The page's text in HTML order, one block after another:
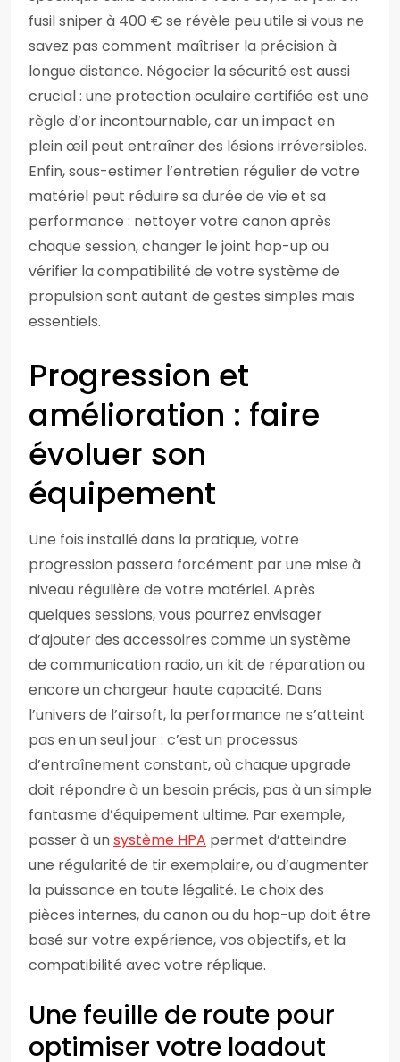
fusil sniper à 400 € se révèle peu utile si vous ne
savez pas comment maîtriser la précision à
longue distance. Négocier la sécurité est aussi
crucial : une protection oculaire certifiée est une
règle d’or incontournable, car un impact en
plein œil peut entraîner des lésions irréversibles.
Enfin, sous-estimer l’entretien régulier de votre
matériel peut réduire sa durée de vie et sa
performance : nettoyer votre canon après
chaque session, changer le joint hop-up ou
vérifier la compatibilité de votre système de
propulsion sont autant de gestes simples mais
essentiels.
Progression et
amélioration : faire
évoluer son
équipement
Une fois installé dans la pratique, votre
progression passera forcément par une mise à
niveau régulière de votre matériel. Après
quelques sessions, vous pourrez envisager
d’ajouter des accessoires comme un système
de communication radio, un kit de réparation ou
encore un chargeur haute capacité. Dans
l’univers de l’airsoft, la performance ne s’atteint
pas en un seul jour : c’est un processus
d’entraînement constant, où chaque upgrade
doit répondre à un besoin précis, pas à un simple
fantasme d’équipement ultime. Par exemple,
passer à unsystème HPA permet d’atteindre
une régularité de tir exemplaire, ou d’augmenter
la puissance en toute légalité. Le choix des
pièces internes, du canon ou du hop-up doit être
basé sur votre expérience, vos objectifs, et la
compatibilité avec votre réplique.
Une feuille de route pour
optimiser votre loadout